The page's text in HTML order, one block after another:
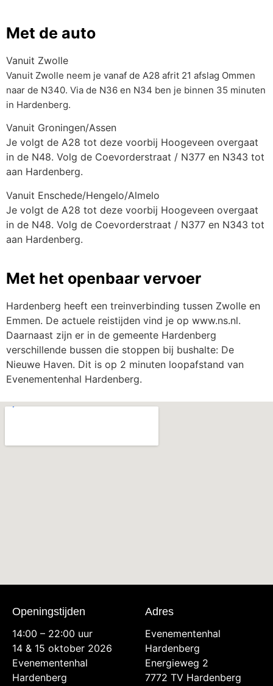
Met de auto
Vanuit Zwolle
Vanuit Zwolle neem je vanaf de A28 afrit 21 afslag Ommen
naar de N340. Via de N36 en N34 ben je binnen 35 minuten
in Hardenberg.
Vanuit Groningen/Assen
Je volgt de A28 tot deze voorbij Hoogeveen overgaat
in de N48. Volg de Coevorderstraat / N377 en N343 tot
aan Hardenberg.
Vanuit Enschede/Hengelo/Almelo
Je volgt de A28 tot deze voorbij Hoogeveen overgaat
in de N48. Volg de Coevorderstraat / N377 en N343 tot
aan Hardenberg.
Met het openbaar vervoer
Hardenberg heeft een treinverbinding tussen Zwolle en
Emmen. De actuele reistijden vind je op www.ns.nl.
Daarnaast zijn er in de gemeente Hardenberg
verschillende bussen die stoppen bij bushalte: De
Nieuwe Haven. Dit is op 2 minuten loopafstand van
Evenementenhal Hardenberg.
Openingstijden
14:00 – 22:00 uur
14 & 15 oktober 2026
Evenementenhal
Hardenberg
Adres
Evenementenhal
Hardenberg
Energieweg 2
7772 TV Hardenberg